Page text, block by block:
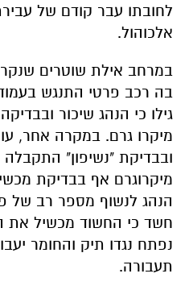
לחובתו עבר קודם של
אלכוהול.
במרחב אילת שוטרים
בה רכב פרטי התנגש
מיקרו גרם. במקרה אחר,
מיקרוגרם אף בבדיקת
הנהג לנשוף מספר רב של
חשד כי החשוד מכשיל את
נפתח נגדו תיק והחומר
תעבורה.